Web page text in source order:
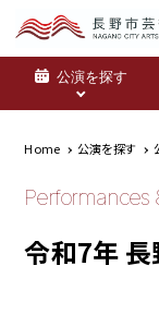
公演を探す
Home 公演を探す
Performances
令和7年